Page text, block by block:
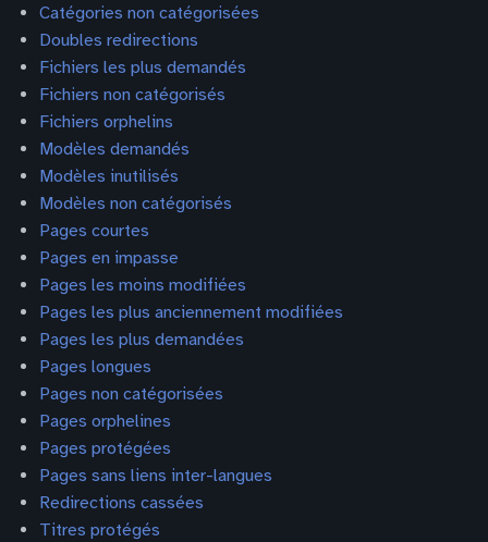
Catégories non catégorisées
Doubles redirections
Fichiers les plus demandés
Fichiers non catégorisés
Fichiers orphelins
Modèles demandés
Modèles inutilisés
Modèles non catégorisés
Pages courtes
Pages en impasse
Pages les moins modifiées
Pages les plus anciennement modifiées
Pages les plus demandées
Pages longues
Pages non catégorisées
Pages orphelines
Pages protégées
Pages sans liens inter-langues
Redirections cassées
Titres protégés